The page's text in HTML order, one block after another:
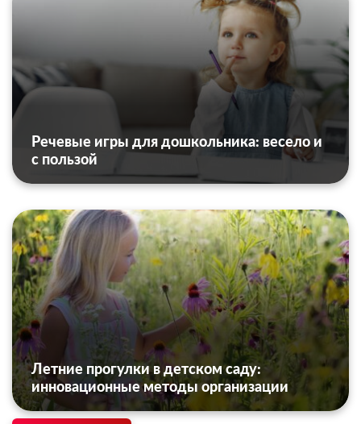
Речевые игры для дошкольника: весело и
с пользой
Летние прогулки в детском саду:
инновационные методы организации